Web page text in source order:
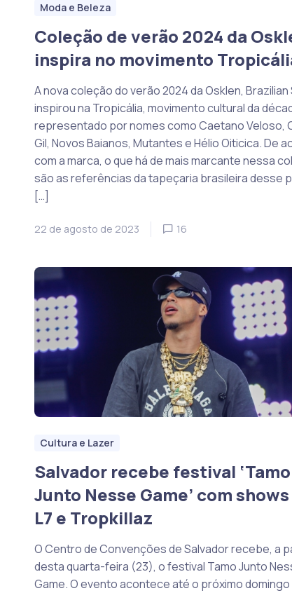
Moda e Beleza
Coleção de verão 2024 da
inspira no movimento
A nova coleção do verão 2024 da Osklen, Brazilian
inspirou na Tropicália, movimento cultural da
representado por nomes como Caetano Veloso,
Gil, Novos Baianos, Mutantes e Hélio Oiticica. De
com a marca, o que há de mais marcante nessa
são as referências da tapeçaria brasileira desse
[…]
22 de agosto de 2023 16
Cultura e Lazer
Salvador recebe festival ‘Tamo
Junto Nesse Game’ com
L7 e Tropkillaz
O Centro de Convenções de Salvador recebe, a
desta quarta-feira (23), o festival Tamo Junto
Game. O evento acontece até o próximo